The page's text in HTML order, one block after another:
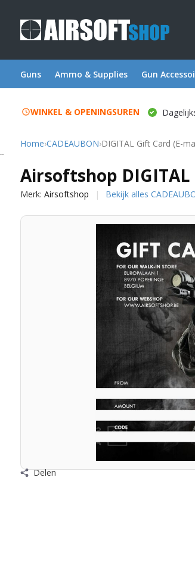
Guns Ammo & Supplies Gun
WINKEL & OPENINGSUREN
Home›CADEAUBON›DIGITAL Gift Card (E-
Airsoftshop DIGITAL
Merk: Airsoftshop Bekijk alles
Delen